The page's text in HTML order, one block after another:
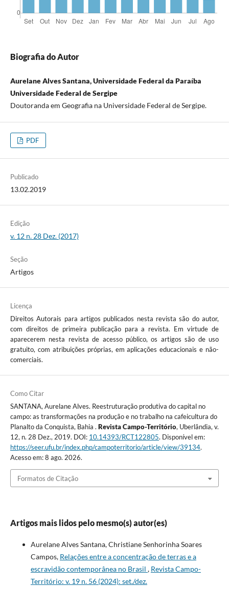
Biografia do Autor
Aurelane Alves Santana, Universidade Federal da Paraíba
Universidade Federal de Sergipe
Doutoranda em Geografia na Universidade Federal de Sergipe.
PDF
Publicado
13.02.2019
Edição
v. 12 n. 28 Dez. (2017)
Seção
Artigos
Licença
Direitos Autorais para artigos publicados nesta revista são do autor,
com direitos de primeira publicação para a revista. Em virtude de
aparecerem nesta revista de acesso público, os artigos são de uso
gratuito, com atribuições próprias, em aplicações educacionais e não-
comerciais.
Como Citar
SANTANA, Aurelane Alves. Reestruturação produtiva do capital no
campo: as transformações na produção e no trabalho na cafeicultura do
Planalto da Conquista, Bahia . Revista Campo-Território, Uberlândia, v.
12, n. 28 Dez., 2019. DOI: 10.14393/RCT122805. Disponível em:
https://seer.ufu.br/index.php/campoterritorio/article/view/39134.
Acesso em: 8 ago. 2026.
Formatos de Citação
Artigos mais lidos pelo mesmo(s) autor(es)
Aurelane Alves Santana, Christiane Senhorinha Soares
Campos, Relações entre a concentração de terras e a
escravidão contemporânea no Brasil , Revista Campo-
Território: v. 19 n. 56 (2024): set./dez.